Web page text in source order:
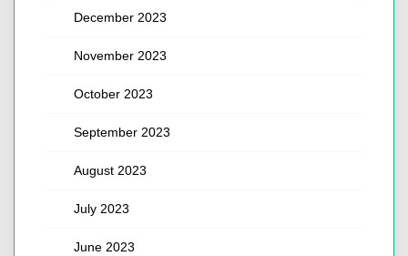
December 2023
November 2023
October 2023
September 2023
August 2023
July 2023
June 2023